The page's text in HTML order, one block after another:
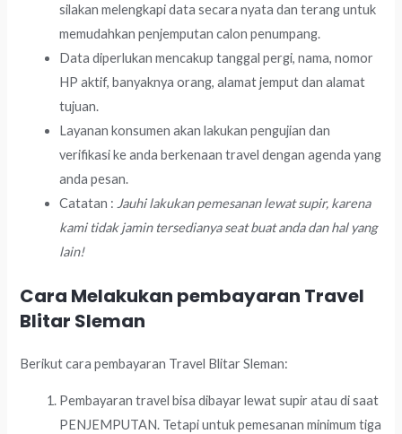
silakan melengkapi data secara nyata dan terang untuk
memudahkan penjemputan calon penumpang.
Data diperlukan mencakup tanggal pergi, nama, nomor
HP aktif, banyaknya orang, alamat jemput dan alamat
tujuan.
Layanan konsumen akan lakukan pengujian dan
verifikasi ke anda berkenaan travel dengan agenda yang
anda pesan.
Catatan : Jauhi lakukan pemesanan lewat supir, karena
kami tidak jamin tersedianya seat buat anda dan hal yang
lain!
Cara Melakukan pembayaran Travel
Blitar Sleman
Berikut cara pembayaran Travel Blitar Sleman:
Pembayaran travel bisa dibayar lewat supir atau di saat
PENJEMPUTAN. Tetapi untuk pemesanan minimum tiga